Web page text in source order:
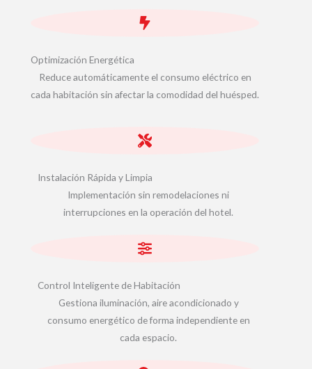
Optimización Energética
Reduce automáticamente el consumo eléctrico en
cada habitación sin afectar la comodidad del huésped.
Instalación Rápida y Limpia
Implementación sin remodelaciones ni
interrupciones en la operación del hotel.
Control Inteligente de Habitación
Gestiona iluminación, aire acondicionado y
consumo energético de forma independiente en
cada espacio.